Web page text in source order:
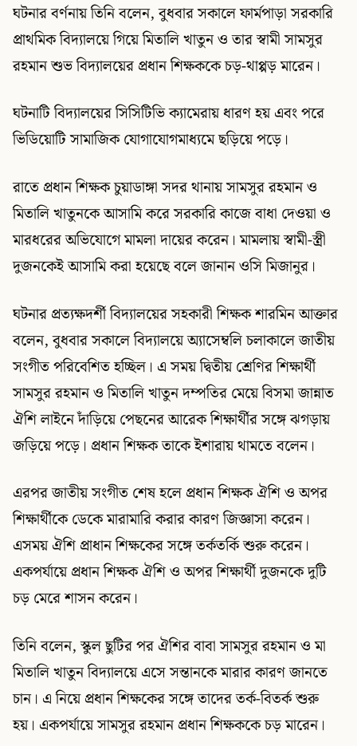
ঘটনার বর্ণনায় তিনি বলেন, বুধবার সকালে ফার্মপাড়া সরকারি
প্রাথমিক বিদ্যালয়ে গিয়ে মিতালি খাতুন ও তার স্বামী সামসুর
রহমান শুভ বিদ্যালয়ের প্রধান শিক্ষককে চড়-থাপ্পড় মারেন।
ঘটনাটি বিদ্যালয়ের সিসিটিভি ক্যামেরায় ধারণ হয় এবং পরে
ভিডিয়োটি সামাজিক যোগাযোগমাধ্যমে ছড়িয়ে পড়ে।
রাতে প্রধান শিক্ষক চুয়াডাঙ্গা সদর থানায় সামসুর রহমান ও
মিতালি খাতুনকে আসামি করে সরকারি কাজে বাধা দেওয়া ও
মারধরের অভিযোগে মামলা দায়ের করেন। মামলায় স্বামী-স্ত্রী
দুজনকেই আসামি করা হয়েছে বলে জানান ওসি মিজানুর।
ঘটনার প্রত্যক্ষদর্শী বিদ্যালয়ের সহকারী শিক্ষক শারমিন আক্তার
বলেন, বুধবার সকালে বিদ্যালয়ে অ্যাসেম্বলি চলাকালে জাতীয়
সংগীত পরিবেশিত হচ্ছিল। এ সময় দ্বিতীয় শ্রেণির শিক্ষার্থী
সামসুর রহমান ও মিতালি খাতুন দম্পতির মেয়ে বিসমা জান্নাত
ঐশি লাইনে দাঁড়িয়ে পেছনের আরেক শিক্ষার্থীর সঙ্গে ঝগড়ায়
জড়িয়ে পড়ে। প্রধান শিক্ষক তাকে ইশারায় থামতে বলেন।
এরপর জাতীয় সংগীত শেষ হলে প্রধান শিক্ষক ঐশি ও অপর
শিক্ষার্থীকে ডেকে মারামারি করার কারণ জিজ্ঞাসা করেন।
এসময় ঐশি প্রাধান শিক্ষকের সঙ্গে তর্কতর্কি শুরু করেন।
একপর্যায়ে প্রধান শিক্ষক ঐশি ও অপর শিক্ষার্থী দুজনকে দুটি
চড় মেরে শাসন করেন।
তিনি বলেন, স্কুল ছুটির পর ঐশির বাবা সামসুর রহমান ও মা
মিতালি খাতুন বিদ্যালয়ে এসে সন্তানকে মারার কারণ জানতে
চান। এ নিয়ে প্রধান শিক্ষকের সঙ্গে তাদের তর্ক-বিতর্ক শুরু
হয়। একপর্যায়ে সামসুর রহমান প্রধান শিক্ষককে চড় মারেন।